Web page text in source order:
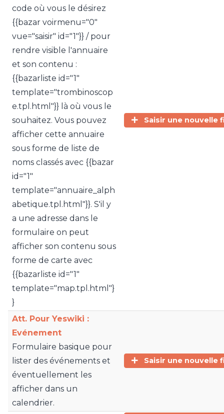
code où vous le désirez
{{bazar voirmenu="0"
vue="saisir" id="1"}} / pour
rendre visible l'annuaire
et son contenu :
{{bazarliste id="1"
template="trombinoscop
e.tpl.html"}} là où vous le
souhaitez. Vous pouvez
afficher cette annuaire
sous forme de liste de
noms classés avec {{bazar
id="1"
template="annuaire_alph
abetique.tpl.html"}}. S'il y
a une adresse dans le
formulaire on peut
afficher son contenu sous
forme de carte avec
{{bazarliste id="1"
template="map.tpl.html"}
}
Saisir une nouvelle
Att. Pour Yeswiki :
Evénement
Formulaire basique pour
lister des événements et
éventuellement les
afficher dans un
calendrier.
Saisir une nouvelle